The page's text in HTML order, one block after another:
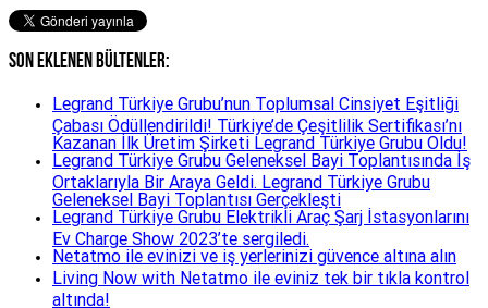
Son Eklenen BÜLTENLER:
Legrand Türkiye Grubu’nun Toplumsal Cinsiyet Eşitliği
Çabası Ödüllendirildi! Türkiye’de Çeşitlilik Sertifikası’nı
Kazanan İlk Üretim Şirketi Legrand Türkiye Grubu Oldu!
Legrand Türkiye Grubu Geleneksel Bayi Toplantısında İş
Ortaklarıyla Bir Araya Geldi. Legrand Türkiye Grubu
Geleneksel Bayi Toplantısı Gerçekleşti
Legrand Türkiye Grubu Elektrikli Araç Şarj İstasyonlarını
Ev Charge Show 2023’te sergiledi.
Netatmo ile evinizi ve iş yerlerinizi güvence altına alın
Living Now with Netatmo ile eviniz tek bir tıkla kontrol
altında!